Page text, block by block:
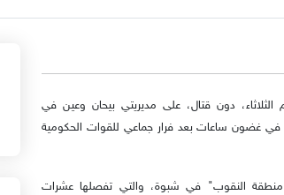
الثلاثاء، دون قتال، على مديريتي بيحان وعين في
غضون ساعات بعد فرار جماعي للقوات الحكومية
الجماعة إلى "منطقة النقوب" في شبوة، والتي تفصلها عشرات